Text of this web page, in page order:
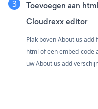
Toevoegen aan
Cloudrexx editor
Plak boven About us
html of een embed-code
uw About us add